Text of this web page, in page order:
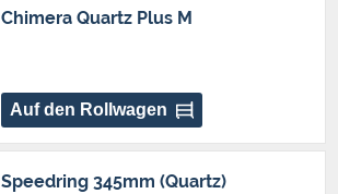
Chimera Quartz Plus M
Auf den Rollwagen
Speedring 345mm (Quartz)